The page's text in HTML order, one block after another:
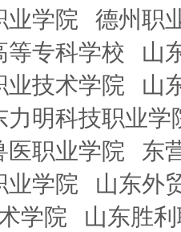
业学院
德州职
等专科学校
山
业技术学院
山
力明科技职业学
医职业学院
东
业学院
山东外
学院
山东胜